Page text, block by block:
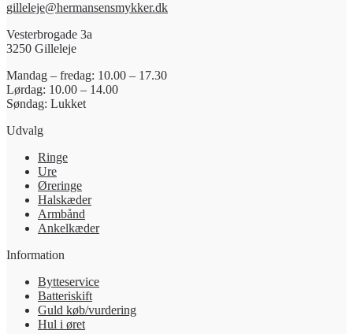
gilleleje@hermansensmykker.dk
Vesterbrogade 3a
3250 Gilleleje
Mandag – fredag: 10.00 – 17.30
Lørdag: 10.00 – 14.00
Søndag: Lukket
Udvalg
Ringe
Ure
Øreringe
Halskæder
Armbånd
Ankelkæder
Information
Bytteservice
Batteriskift
Guld køb/vurdering
Hul i øret